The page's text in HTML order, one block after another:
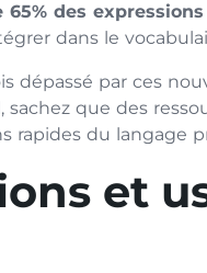
65% des
dans le
dépassé par ces
que des
rapides du langage
et